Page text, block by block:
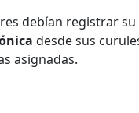
debían registrar
desde sus
asignadas.